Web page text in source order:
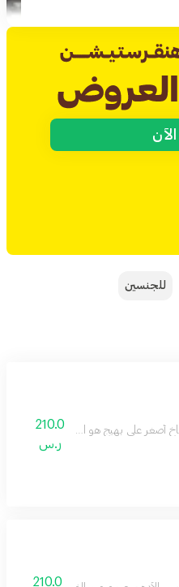
للجنسين
أصغر علي بهيج هو الحب التي أسر الأرواح
210.0
ر.س
210.0